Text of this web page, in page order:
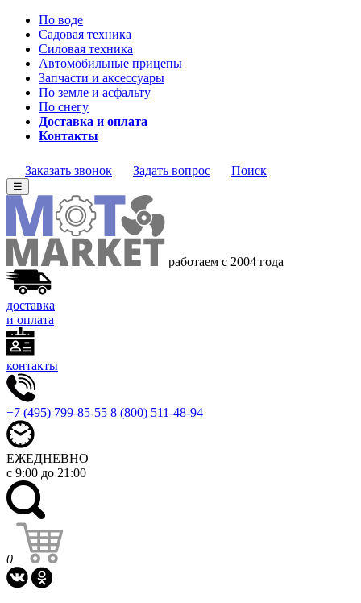
По воде
Садовая техника
Силовая техника
Автомобильные прицепы
Запчасти и аксессуары
По земле и асфальту
По снегу
Доставка и оплата
Контакты
Заказать звонок Задать вопрос Поиск
☰
работаем с 2004 года
доставка
и оплата
контакты
+7 (495) 799-85-55 8 (800) 511-48-94
ЕЖЕДНЕВНО
с 9:00 до 21:00
0